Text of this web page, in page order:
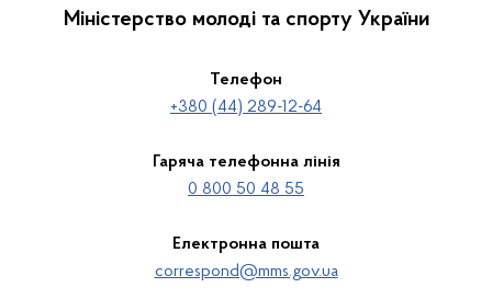
Міністерство молоді та спорту України
Телефон
+380 (44) 289-12-64
Гаряча телефонна лінія
0 800 50 48 55
Електронна пошта
correspond@mms.gov.ua